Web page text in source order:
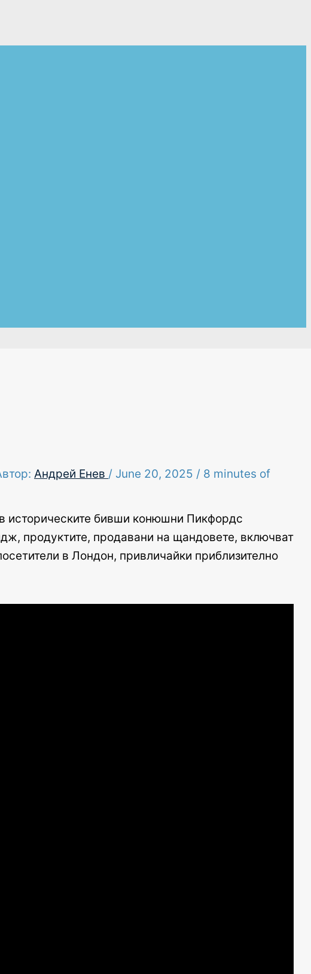
Андрей Енев / June 20, 2025 / 8 minutes of
историческите бивши конюшни Пикфордс
продуктите, продавани на щандовете, включват
в Лондон, привличайки приблизително